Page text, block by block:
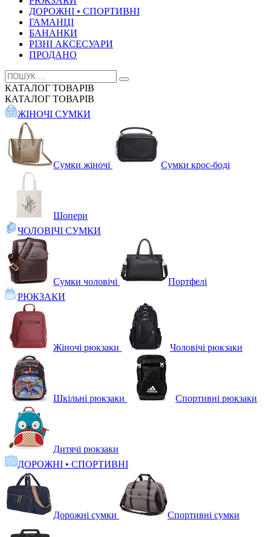
ДОРОЖНІ • СПОРТИВНІ
ГАМАНЦІ
БАНАНКИ
РІЗНІ АКСЕСУАРИ
ПРОДАНО
КАТАЛОГ ТОВАРІВ
КАТАЛОГ ТОВАРІВ
ЖІНОЧІ СУМКИ
Сумки жіночі Сумки крос-боді
Шопери
ЧОЛОВІЧІ СУМКИ
Сумки чоловічі
Портфелі
РЮКЗАКИ
Жіночі рюкзаки Чоловічі рюкзаки
Шкільні рюкзаки Спортивні рюкзаки
Дитячі рюкзаки
ДОРОЖНІ • СПОРТИВНІ
Дорожні сумки Спортивні сумки